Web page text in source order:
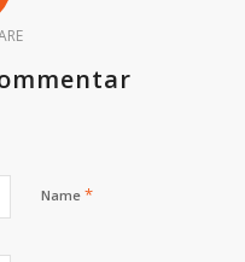
Name *